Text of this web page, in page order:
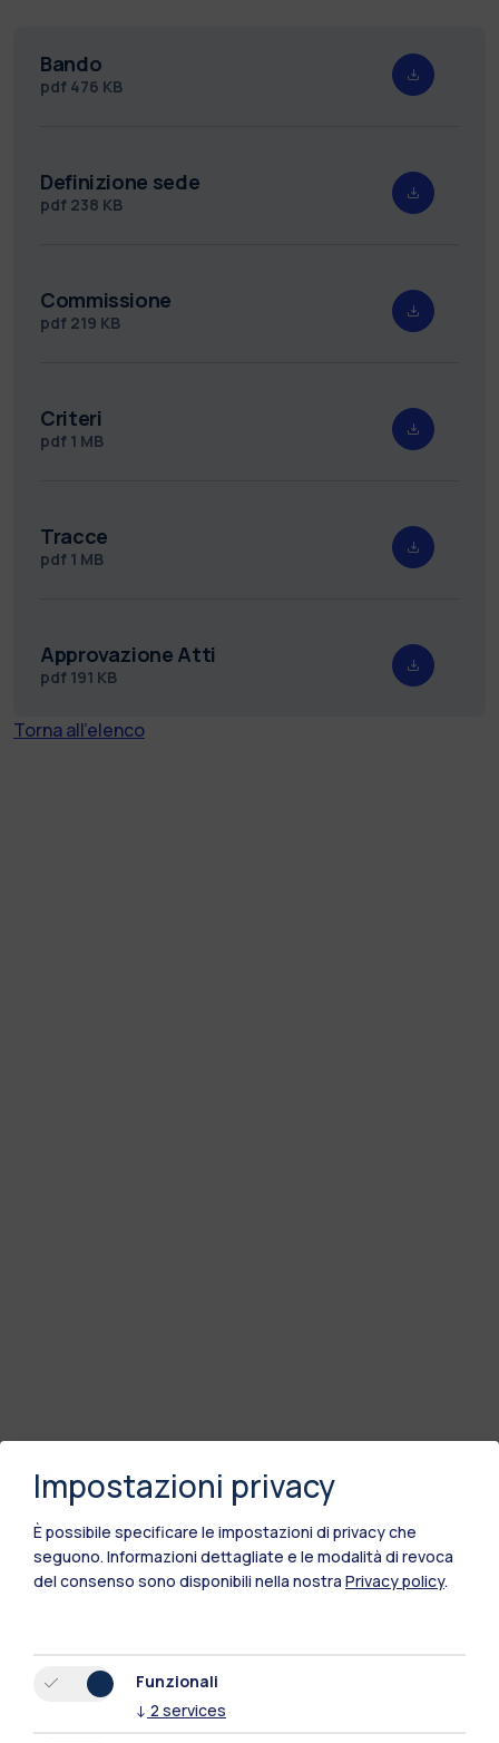
Bando
pdf 476 KB
Definizione sede
pdf 238 KB
Commissione
pdf 219 KB
Criteri
pdf 1 MB
Tracce
pdf 1 MB
Approvazione Atti
pdf 191 KB
Torna all'elenco
Polimi Community
Residenze
Impostazioni privacy
È possibile specificare le impostazioni di privacy che
seguono. Informazioni dettagliate e le modalità di revoca
del consenso sono disponibili nella nostra Privacy policy.
Funzionali
↓ 2 services